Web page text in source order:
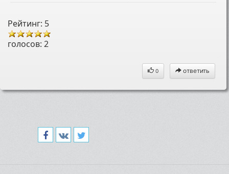
Рейтинг: 5
голосов:2
0 ответить